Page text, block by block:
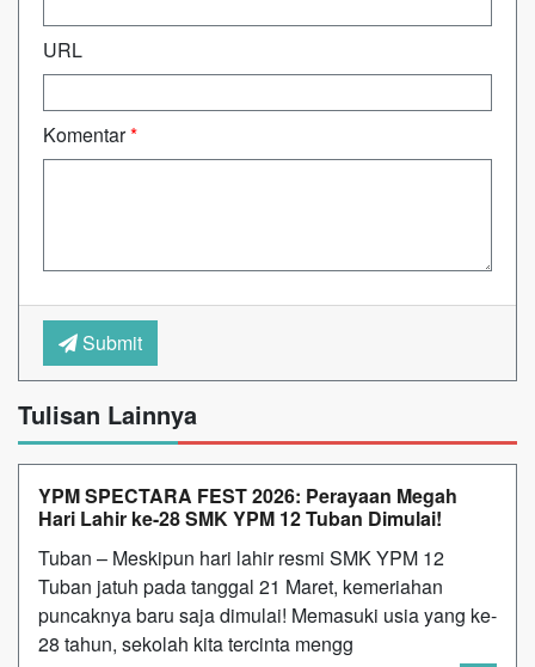
URL
Komentar*
Submit
Tulisan Lainnya
YPM SPECTARA FEST 2026: Perayaan Megah
Hari Lahir ke-28 SMK YPM 12 Tuban Dimulai!
Tuban – Meskipun hari lahir resmi SMK YPM 12
Tuban jatuh pada tanggal 21 Maret, kemeriahan
puncaknya baru saja dimulai! Memasuki usia yang ke-
28 tahun, sekolah kita tercinta mengg